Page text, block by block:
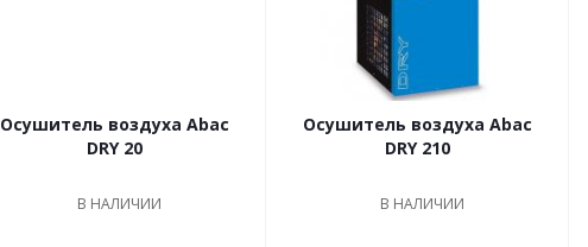
Осушитель воздуха Abac
DRY 20
В НАЛИЧИИ
Осушитель воздуха Abac
DRY 210
В НАЛИЧИИ